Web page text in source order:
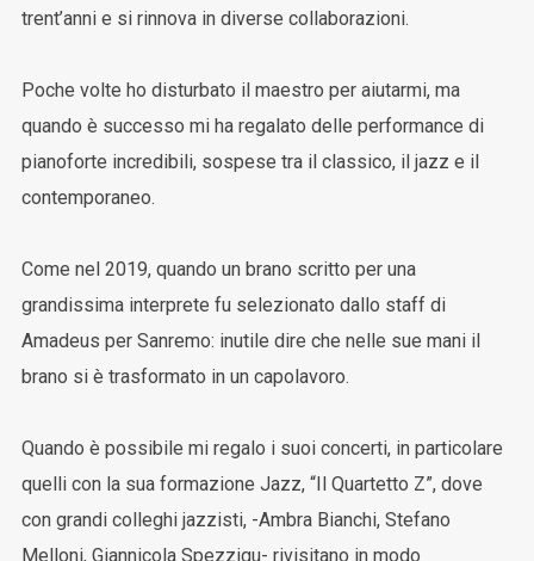
trent’anni e si rinnova in diverse collaborazioni.
Poche volte ho disturbato il maestro per aiutarmi, ma
quando è successo mi ha regalato delle performance di
pianoforte incredibili, sospese tra il classico, il jazz e il
contemporaneo.
Come nel 2019, quando un brano scritto per una
grandissima interprete fu selezionato dallo staff di
Amadeus per Sanremo: inutile dire che nelle sue mani il
brano si è trasformato in un capolavoro.
Quando è possibile mi regalo i suoi concerti, in particolare
quelli con la sua formazione Jazz, “Il Quartetto Z”, dove
con grandi colleghi jazzisti, -Ambra Bianchi, Stefano
Melloni, Giannicola Spezzigu- rivisitano in modo